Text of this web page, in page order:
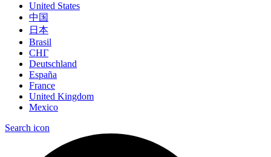
United States
中国
日本
Brasil
СНГ
Deutschland
España
France
United Kingdom
Mexico
Search icon